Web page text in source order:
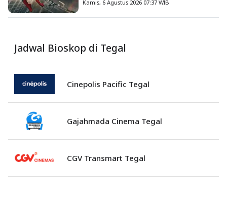
Kamis, 6 Agustus 2026 07:37 WIB
Jadwal Bioskop di Tegal
Cinepolis Pacific Tegal
Gajahmada Cinema Tegal
CGV Transmart Tegal